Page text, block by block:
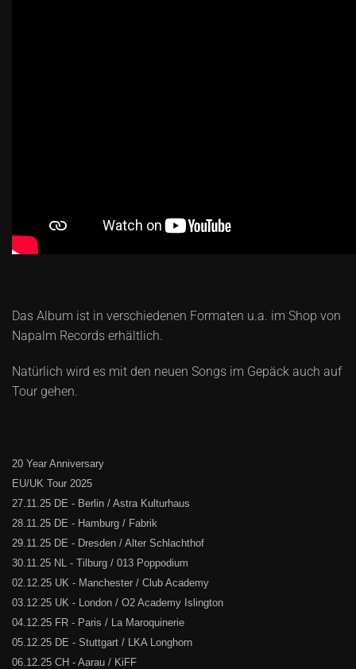
Das Album ist in verschiedenen Formaten u.a. im Shop von
Napalm Records erhältlich.
Natürlich wird es mit den neuen Songs im Gepäck auch auf
Tour gehen.
20 Year Anniversary
EU/UK Tour 2025
27.11.25 DE - Berlin / Astra Kulturhaus
28.11.25 DE - Hamburg / Fabrik
29.11.25 DE - Dresden / Alter Schlachthof
30.11.25 NL - Tilburg / 013 Poppodium
02.12.25 UK - Manchester / Club Academy
03.12.25 UK - London / O2 Academy Islington
04.12.25 FR - Paris / La Maroquinerie
05.12.25 DE - Stuttgart / LKA Longhorn
06.12.25 CH - Aarau / KiFF